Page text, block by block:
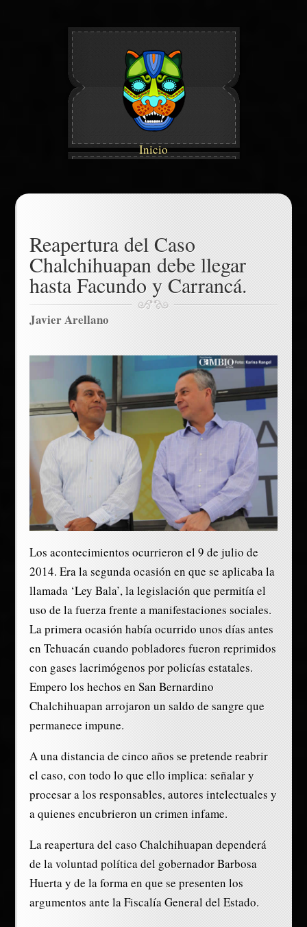
Inicio
Reapertura del Caso
Chalchihuapan debe llegar
hasta Facundo y Carrancá.
Javier Arellano
Los acontecimientos ocurrieron el 9 de julio de
2014. Era la segunda ocasión en que se aplicaba la
llamada ‘Ley Bala’, la legislación que permitía el
uso de la fuerza frente a manifestaciones sociales.
La primera ocasión había ocurrido unos días antes
en Tehuacán cuando pobladores fueron reprimidos
con gases lacrimógenos por policías estatales.
Empero los hechos en San Bernardino
Chalchihuapan arrojaron un saldo de sangre que
permanece impune.
A una distancia de cinco años se pretende reabrir
el caso, con todo lo que ello implica: señalar y
procesar a los responsables, autores intelectuales y
a quienes encubrieron un crimen infame.
La reapertura del caso Chalchihuapan dependerá
de la voluntad política del gobernador Barbosa
Huerta y de la forma en que se presenten los
argumentos ante la Fiscalía General del Estado.